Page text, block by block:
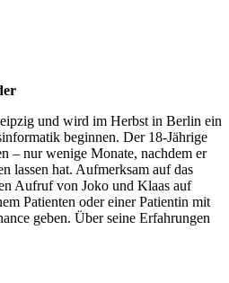
und wird im Herbst in Berlin ein
beginnen. Der 18-Jährige
– nur wenige Monate, nachdem er
lassen hat. Aufmerksam auf das
Aufruf von Joko und Klaas auf
Patienten oder einer Patientin mit
geben. Über seine Erfahrungen